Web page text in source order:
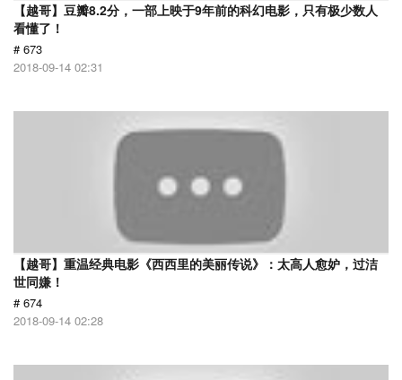
【越哥】豆瓣8.2分，一部上映于9年前的科幻电影，只有极少数人
看懂了！
# 673
2018-09-14 02:31
【越哥】重温经典电影《西西里的美丽传说》：太高人愈妒，过洁
世同嫌！
# 674
2018-09-14 02:28